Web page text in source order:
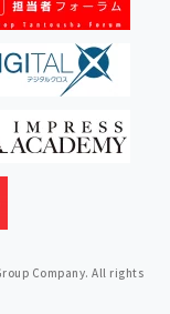
Company. All rights